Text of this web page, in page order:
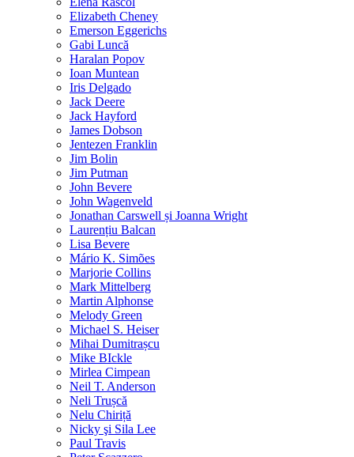
Elizabeth Cheney
Emerson Eggerichs
Gabi Luncă
Haralan Popov
Ioan Muntean
Iris Delgado
Jack Deere
Jack Hayford
James Dobson
Jentezen Franklin
Jim Bolin
Jim Putman
John Bevere
John Wagenveld
Jonathan Carswell și Joanna Wright
Laurențiu Balcan
Lisa Bevere
Mário K. Simões
Marjorie Collins
Mark Mittelberg
Martin Alphonse
Melody Green
Michael S. Heiser
Mihai Dumitrașcu
Mike BIckle
Mirlea Cimpean
Neil T. Anderson
Neli Trușcă
Nelu Chiriță
Nicky şi Sila Lee
Paul Travis